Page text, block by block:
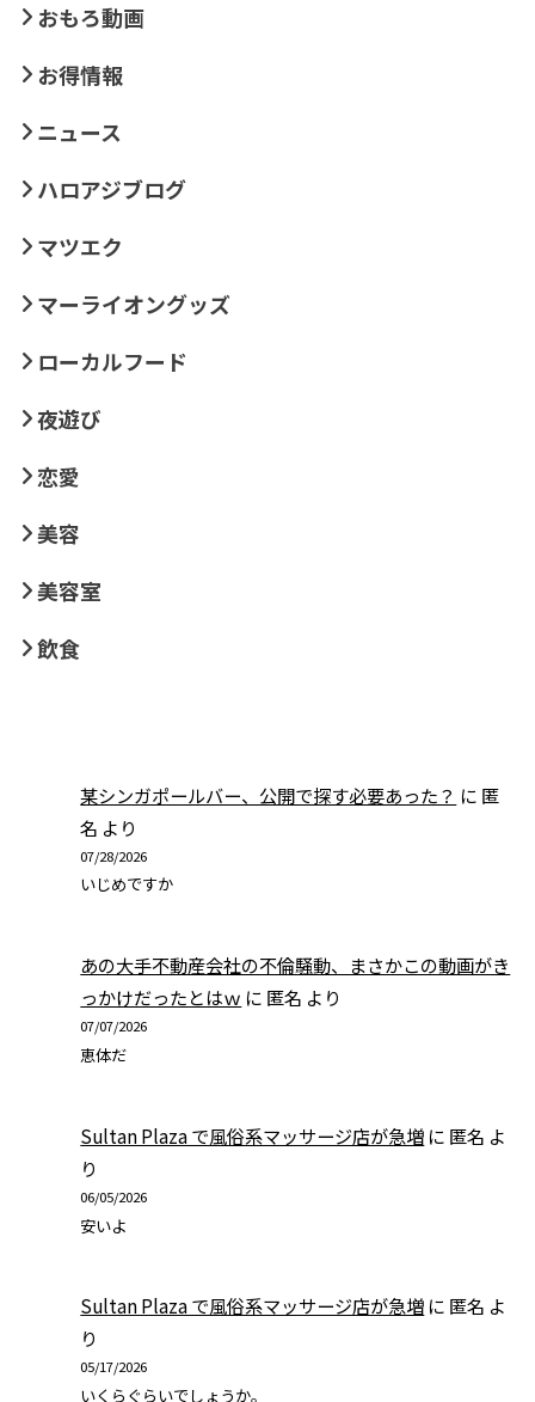
おもろ動画
お得情報
ニュース
ハロアジブログ
マツエク
マーライオングッズ
ローカルフード
夜遊び
恋愛
美容
美容室
飲食
某シンガポールバー、公開で探す必要あった？ に 匿
名 より
07/28/2026
いじめですか
あの大手不動産会社の不倫騒動、まさかこの動画がき
っかけだったとはｗ に 匿名 より
07/07/2026
恵体だ
Sultan Plaza で風俗系マッサージ店が急増 に 匿名 よ
り
06/05/2026
安いよ
Sultan Plaza で風俗系マッサージ店が急増 に 匿名 よ
り
05/17/2026
いくらぐらいでしょうか。